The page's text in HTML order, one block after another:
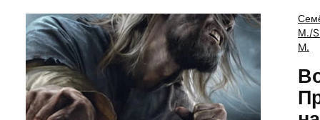
М./
M.